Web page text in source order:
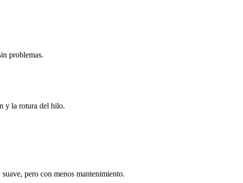
problemas.
y la rotura del hilo.
pero con menos mantenimiento.